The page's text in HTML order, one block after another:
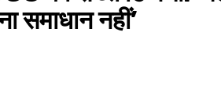
समाधान नहीं’